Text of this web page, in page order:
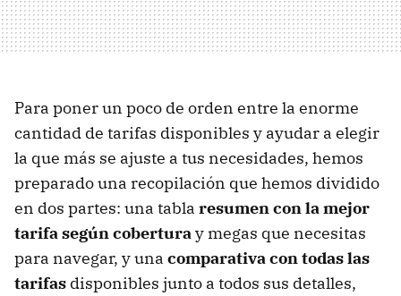
Para poner un poco de orden entre la enorme
cantidad de tarifas disponibles y ayudar a elegir
la que más se ajuste a tus necesidades, hemos
preparado una recopilación que hemos dividido
en dos partes: una tabla resumen con la mejor
tarifa según coberturay megas que necesitas
para navegar, y una comparativa con todas las
tarifas disponibles junto a todos sus detalles,